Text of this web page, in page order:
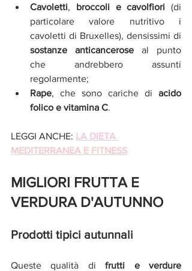
Cavoletti, broccoli e cavolfiori (di
particolare valore nutritivo i
sostanze anticancerose al punto
che andrebbero assunti
regolarmente;
Rape, che sono cariche di acido
folico e vitamina C.
LEGGI ANCHE: LA DIETA
MEDITERRANEA E FITNESS
MIGLIORI FRUTTA E
VERDURA D'AUTUNNO
Prodotti tipici autunnali
Queste qualità di frutti e verdure